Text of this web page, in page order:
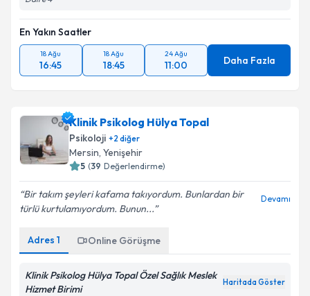
En Yakın Saatler
18 Ağu
16:45
18 Ağu
18:45
24 Ağu
11:00 Daha Fazla
Klinik Psikolog Hülya Topal
Psikoloji +2 diğer
Mersin, Yenişehir
5 (39 Değerlendirme)
Bir takım şeyleri kafama takıyordum. Bunlardan bir
türlü kurtulamıyordum. Bunun...
Devamı
Adres 1 Online Görüşme
Klinik Psikolog Hülya Topal Özel Sağlık Meslek
Hizmet Birimi
Haritada Göster